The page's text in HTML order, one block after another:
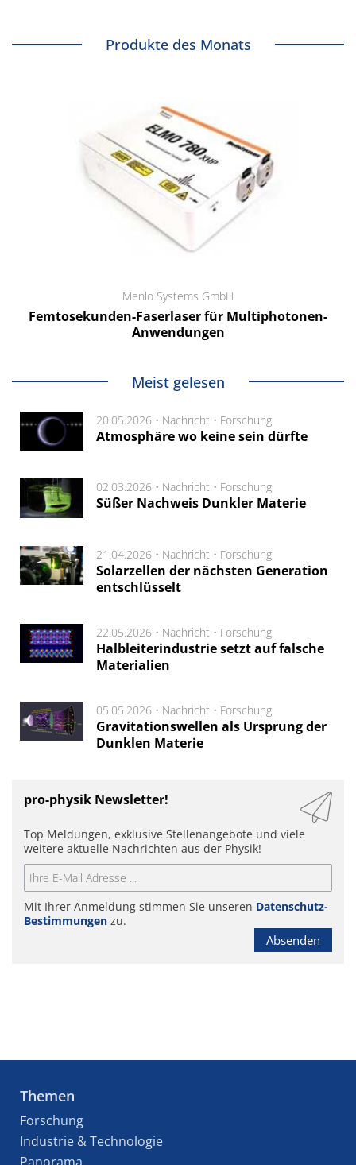
Produkte des Monats
Menlo Systems GmbH
Femtosekunden-Faserlaser für Multiphotonen-
Anwendungen
Meist gelesen
20.05.2026 • Nachricht • Forschung
Atmosphäre wo keine sein dürfte
02.03.2026 • Nachricht • Forschung
Süßer Nachweis Dunkler Materie
21.04.2026 • Nachricht • Forschung
Solarzellen der nächsten Generation
entschlüsselt
22.05.2026 • Nachricht • Forschung
Halbleiterindustrie setzt auf falsche
Materialien
05.05.2026 • Nachricht • Forschung
Gravitationswellen als Ursprung der
Dunklen Materie
pro-physik Newsletter!
Top Meldungen, exklusive Stellenangebote und viele
weitere aktuelle Nachrichten aus der Physik!
Mit Ihrer Anmeldung stimmen Sie unseren Datenschutz-
Bestimmungen zu.
Absenden
Themen
Forschung
Industrie & Technologie